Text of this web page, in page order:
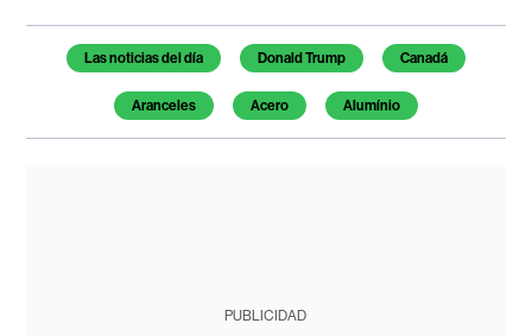
Temas de este artículo
Las noticias del día Donald Trump Canadá
Aranceles Acero Alumínio
PUBLICIDAD